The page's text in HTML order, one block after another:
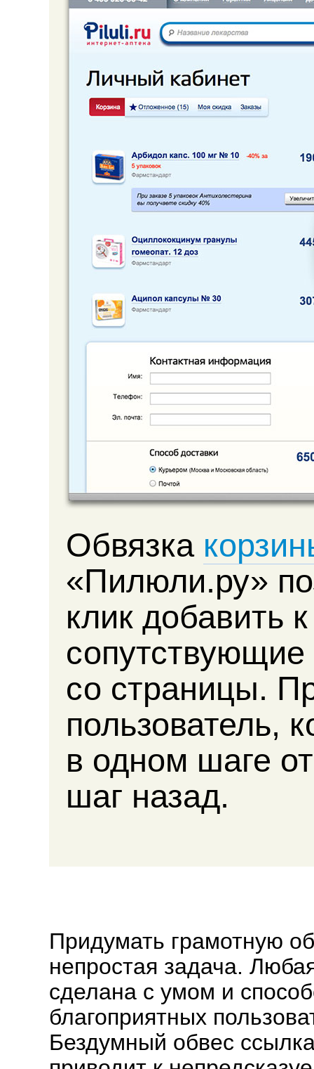
Обвязка
«Пилюли.ру»
клик добавить
со страницы.
пользователь,
в одном шаге
шаг назад.
Придумать грамотную
непростая задача.
сделана с умом и
благоприятных
Бездумный обвес